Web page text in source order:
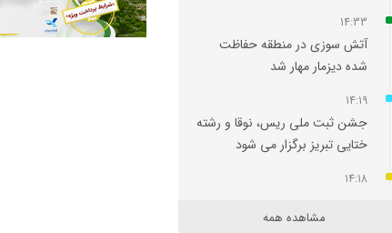
14:33
آتش‌ سوزی در منطقه حفاظت‌
شده دیزمار مهار شد
14:19
جشن ثبت ملی ریس، نوقا و رشته
ختایی تبریز برگزار می شود
14:18
مشاهده همه